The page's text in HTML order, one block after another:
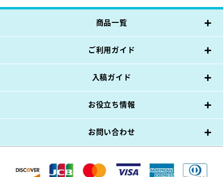
商品一覧
ご利用ガイド
入稿ガイド
お役立ち情報
お問い合わせ